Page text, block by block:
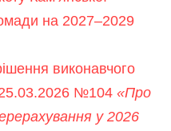
на 2027–2029
виконавчого
25.03.2026 №104 «Про
у 2026